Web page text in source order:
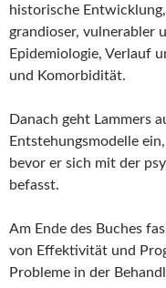
historische
grandioser, vulnerabler
Epidemiologie, Verlauf
und Komorbidität.
Danach geht Lammers
Entstehungsmodelle
bevor er sich mit der
befasst.
Am Ende des Buches
von Effektivität und
Probleme in der